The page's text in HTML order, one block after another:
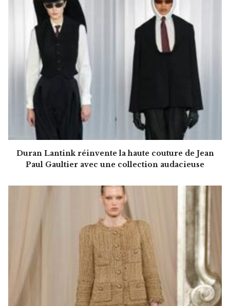
Duran Lantink réinvente la haute couture de Jean
Paul Gaultier avec une collection audacieuse